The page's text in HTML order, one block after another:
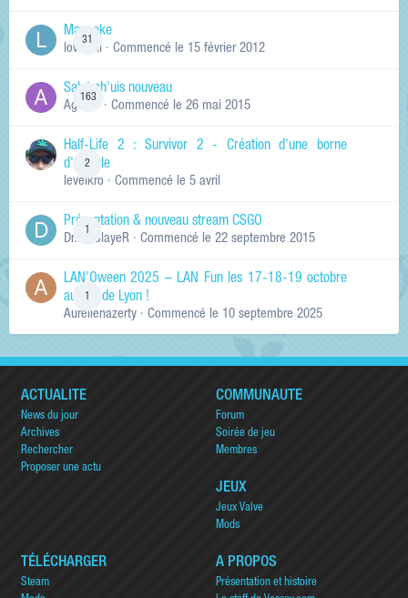
31
Manneke
lowskill · Commencé le 15 février 2012
163
Salut ch'uis nouveau
Ag0Nie · Commencé le 26 mai 2015
2
Half-Life 2 : Survivor 2 - Création d'une borne
d'arcade
levelkro · Commencé le 5 avril
Présentation & nouveau stream CSGO
Dr.KinSlayeR · Commencé le 22 septembre 2015
LAN'Oween 2025 – LAN Fun les 17-18-19 octobre
au sud de Lyon !
Aurelienazerty · Commencé le 10 septembre 2025
ACTUALITÉ
News du jour
Archives
Rechercher
Proposer une actu
COMMUNAUTÉ
Forum
Soirée de jeu
Membres
JEUX
Jeux Valve
Mods
TÉLÉCHARGER
Steam
A PROPOS
Présentation et histoire